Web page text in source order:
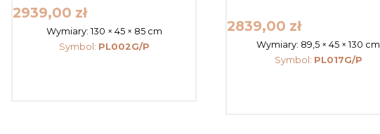
2939,00 zł
Wymiary: 130 × 45 × 85 cm
Symbol: PL002G/P
2839,00 zł
Wymiary: 89,5 × 45 × 130 cm
Symbol: PL017G/P